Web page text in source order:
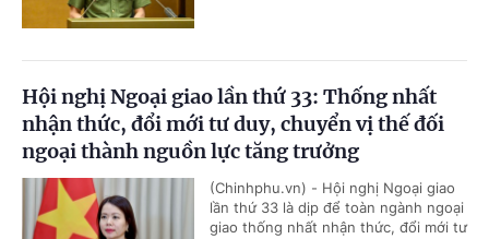
Hội nghị Ngoại giao lần thứ 33: Thống nhất
nhận thức, đổi mới tư duy, chuyển vị thế đối
ngoại thành nguồn lực tăng trưởng
(Chinhphu.vn) - Hội nghị Ngoại giao
lần thứ 33 là dịp để toàn ngành ngoại
giao thống nhất nhận thức, đổi mới tư